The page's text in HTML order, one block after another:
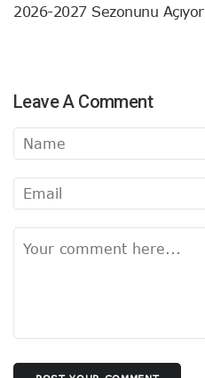
2026-2027 Sezonunu Açıyor
Leave A Comment